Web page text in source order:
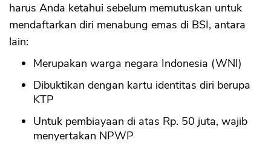
harus Anda ketahui sebelum memutuskan untuk
mendaftarkan diri menabung emas di BSI, antara
lain:
Merupakan warga negara Indonesia (WNI)
Dibuktikan dengan kartu identitas diri berupa
KTP
Untuk pembiayaan di atas Rp. 50 juta, wajib
menyertakan NPWP